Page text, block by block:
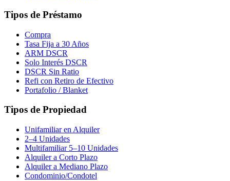
Tipos de Préstamo
Compra
Tasa Fija a 30 Años
ARM DSCR
Solo Interés DSCR
DSCR Sin Ratio
Refi con Retiro de Efectivo
Portafolio / Blanket
Tipos de Propiedad
Unifamiliar en Alquiler
2–4 Unidades
Multifamiliar 5–10 Unidades
Alquiler a Corto Plazo
Alquiler a Mediano Plazo
Condominio/Condotel